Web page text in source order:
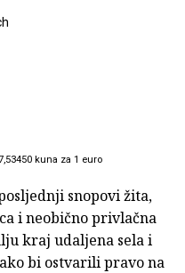
kuna za 1 euro
snopovi žita,
i neobično privlačna
kraj udaljena sela i
bi ostvarili pravo na